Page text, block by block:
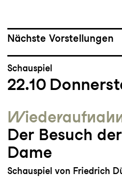
Nächste Vorstellungen
Schauspiel
22.10
Der Besuch
Dame
Schauspiel von Friedrich